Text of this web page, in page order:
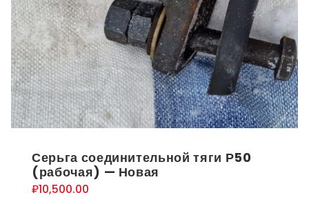
Серьга соединительной тяги Р50
(рабочая) — Новая
₽10,500.00